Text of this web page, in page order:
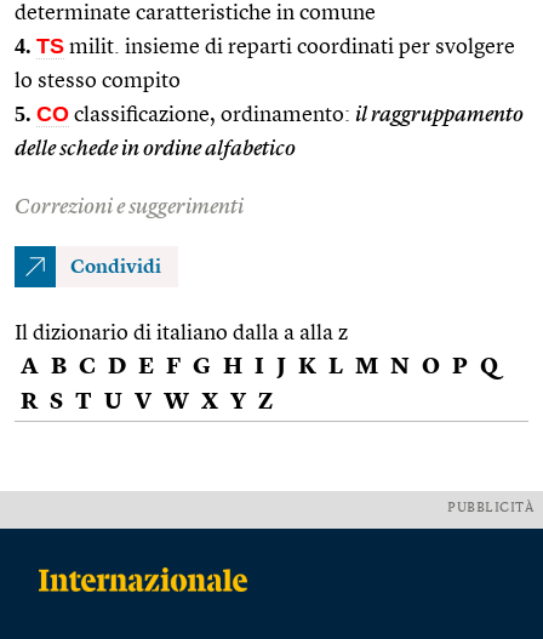
determinate caratteristiche in comune
4. TS milit. insieme di reparti coordinati per svolgere
lo stesso compito
5. CO classificazione, ordinamento: il raggruppamento
delle schede in ordine alfabetico
Correzioni e suggerimenti
Condividi
Il dizionario di italiano dalla a alla z
A B C D E F G H I J K L M N O P Q
R S T U V W X Y Z
PUBBLICITÀ